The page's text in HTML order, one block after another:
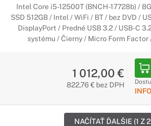
Intel Core i5-12500T (BNCH-17728b) /
SSD 512GB / Intel / WiFi / BT / bez DVD /
DisplayPort / Predné USB 3.2 / USB-C
systému / Čierny / Micro Form Factor
1 012,00 €
822,76 € bez DPH
NAČÍTAŤ ĎALŠIE (1 Z